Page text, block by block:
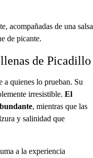
acompañadas de una salsa
de picante.
de Picadillo
a quienes lo prueban. Su
irresistible. El
, mientras que las
y salinidad que
a la experiencia